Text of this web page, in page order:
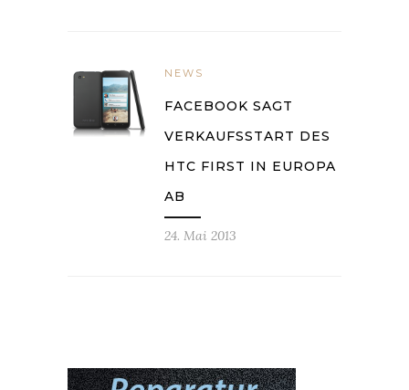
NEWS
FACEBOOK SAGT
VERKAUFSSTART DES
HTC FIRST IN EUROPA
AB
24. Mai 2013